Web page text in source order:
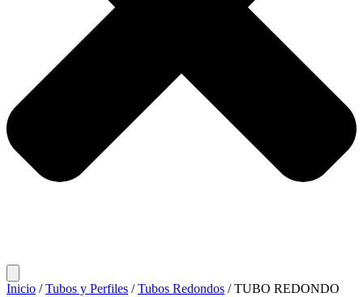
Inicio /Tubos y Perfiles /Tubos Redondos / TUBO REDONDO